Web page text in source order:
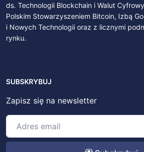
ds. Technologii Blockchain i Walut
Polskim Stowarzyszeniem Bitcoin, Izbą
i Nowych Technologii oraz z licznymi
rynku.
SUBSKRYBUJ
Zapisz się na newsletter